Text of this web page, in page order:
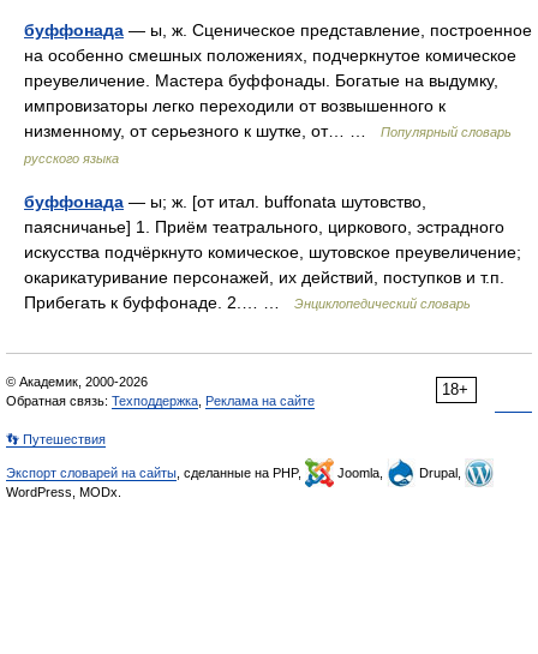
буффонада — ы, ж. Сценическое представление, построенное
на особенно смешных положениях, подчеркнутое комическое
преувеличение. Мастера буффонады. Богатые на выдумку,
импровизаторы легко переходили от возвышенного к
низменному, от серьезного к шутке, от… …
Популярный словарь
русского языка
буффонада — ы; ж. [от итал. buffonata шутовство,
паясничанье] 1. Приём театрального, циркового, эстрадного
искусства подчёркнуто комическое, шутовское преувеличение;
окарикатуривание персонажей, их действий, поступков и т.п.
Прибегать к буффонаде. 2.… …
Энциклопедический словарь
18+
© Академик, 2000-2026
Обратная связь: Техподдержка Реклама на сайте
👣 Путешествия
Экспорт словарей на сайты , сделанные на PHP, Joomla,
Drupal,
WordPress, MODx.